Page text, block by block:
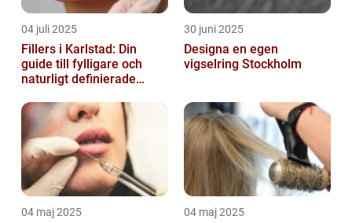
04 juli 2025
Fillers i Karlstad: Din
guide till fylligare och
naturligt definierade
30 juni 2025
Designa en egen
vigselring Stockholm
04 maj 2025 04 maj 2025